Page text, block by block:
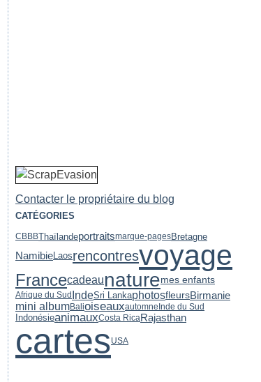
Contacter le propriétaire du blog
CATÉGORIES
CBBBThaïlandeportraitsmarque-pagesBretagne
NamibieLaosrencontresvoyage
Francecadeaunaturemes enfants
Afrique du Sud IndeSri LankaphotosfleursBirmanie
mini albumBalioiseauxautomneInde du Sud
IndonésieanimauxCosta RicaRajasthan
cartesUSA